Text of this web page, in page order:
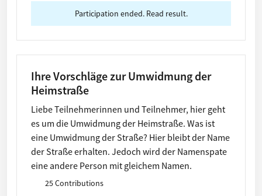
Participation ended. Read result.
Ihre Vorschläge zur Umwidmung der
Heimstraße
Liebe Teilnehmerinnen und Teilnehmer, hier geht
es um die Umwidmung der Heimstraße. Was ist
eine Umwidmung der Straße? Hier bleibt der Name
der Straße erhalten. Jedoch wird der Namenspate
eine andere Person mit gleichem Namen.
25 Contributions